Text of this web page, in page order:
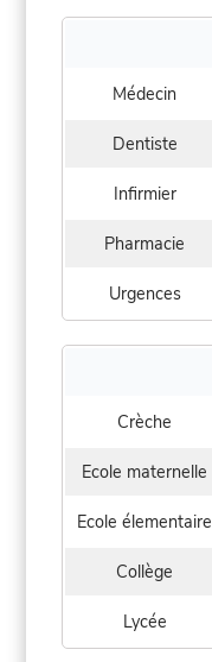
Médecin
Dentiste
Infirmier
Pharmacie
Urgences
Crèche
Ecole maternelle
Ecole élementaire
Collège
Lycée